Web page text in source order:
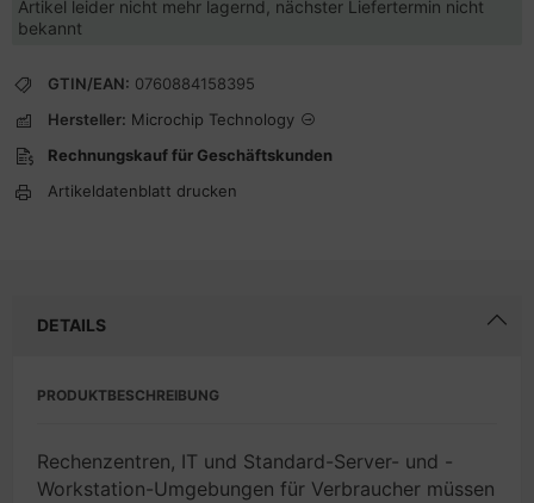
Artikel leider nicht mehr lagernd, nächster Liefertermin nicht
bekannt
GTIN/EAN: 0760884158395
Hersteller: Microchip Technology
Rechnungskauf für Geschäftskunden
Artikeldatenblatt drucken
DETAILS
PRODUKTBESCHREIBUNG
Rechenzentren, IT und Standard-Server- und -
Workstation-Umgebungen für Verbraucher müssen